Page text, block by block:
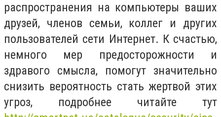
распространения на компьютеры ваших
друзей, членов семьи, коллег и других
пользователей сети Интернет. К счастью,
немного мер предосторожности и
здравого смысла, помогут значительно
снизить вероятность стать жертвой этих
угроз, подробнее читайте тут